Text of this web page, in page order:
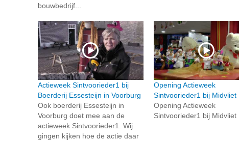
bouwbedrijf...
Actieweek Sintvoorieder1 bij
Boerderij Essesteijn in Voorburg
Ook boerderij Essesteijn in
Voorburg doet mee aan de
actieweek Sintvoorieder1. Wij
gingen kijken hoe de actie daar
Opening Actieweek
Sintvoorieder1 bij Midvliet
Opening Actieweek
Sintvoorieder1 bij Midvliet